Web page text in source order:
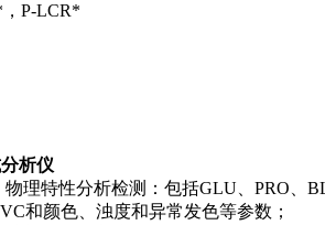
P-LCR*
析仪
理特性分析检测：包括GLU、PRO、
和颜色、浊度和异常发色等参数；